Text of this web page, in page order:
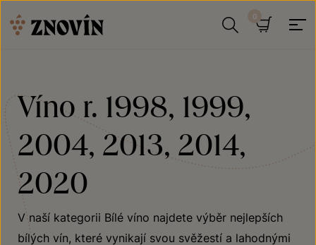
Víno r. 1998, 1999,
2004, 2013, 2014,
2020
V naší kategorii Bílé víno najdete výběr nejlepších
bílých vín, které vynikají svou svěžestí a lahodnými